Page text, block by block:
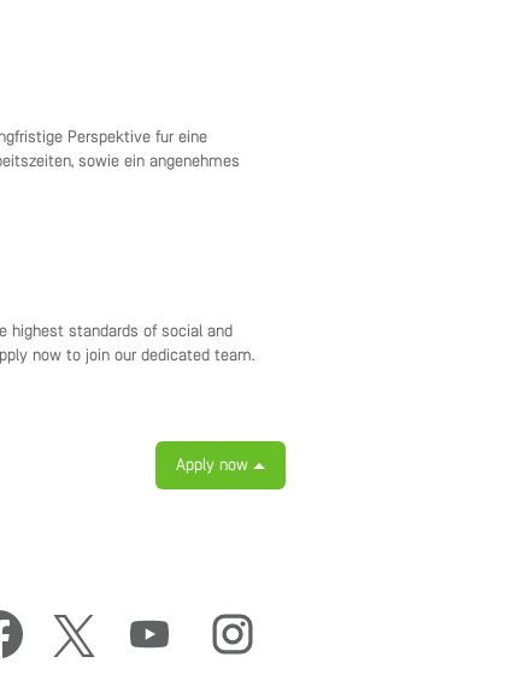
Perspektive für eine
sowie ein angenehmes
highest standards of social and
now to join our dedicated team.
Apply now
O
e